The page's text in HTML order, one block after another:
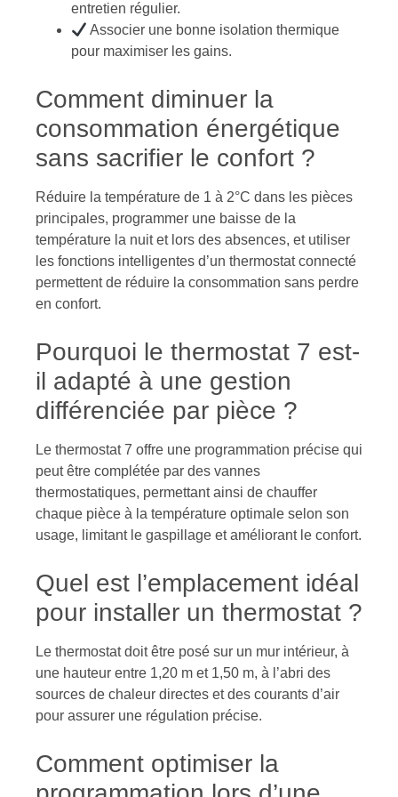
entretien régulier.
Associer une bonne isolation thermique
pour maximiser les gains.
Comment diminuer la
consommation énergétique
sans sacrifier le confort ?
Réduire la température de 1 à 2°C dans les pièces
principales, programmer une baisse de la
température la nuit et lors des absences, et utiliser
les fonctions intelligentes d’un thermostat connecté
permettent de réduire la consommation sans perdre
en confort.
Pourquoi le thermostat 7 est-
il adapté à une gestion
différenciée par pièce ?
Le thermostat 7 offre une programmation précise qui
peut être complétée par des vannes
thermostatiques, permettant ainsi de chauffer
chaque pièce à la température optimale selon son
usage, limitant le gaspillage et améliorant le confort.
Quel est l’emplacement idéal
pour installer un thermostat ?
Le thermostat doit être posé sur un mur intérieur, à
une hauteur entre 1,20 m et 1,50 m, à l’abri des
sources de chaleur directes et des courants d’air
pour assurer une régulation précise.
Comment optimiser la